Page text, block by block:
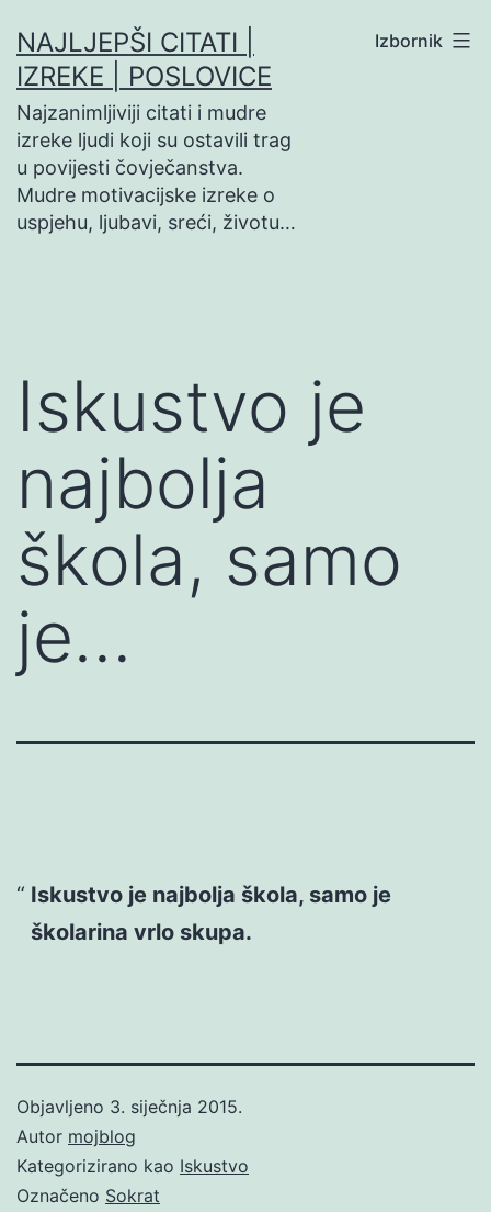
na
sadržaj
NAJLJEPŠI CITATI |
IZREKE | POSLOVICE
Najzanimljiviji citati i mudre
izreke ljudi koji su ostavili trag
u povijesti čovječanstva.
Mudre motivacijske izreke o
uspjehu, ljubavi, sreći, životu…
Izbornik
Iskustvo je
najbolja
škola, samo
je…
Iskustvo je najbolja škola, samo je
školarina vrlo skupa.
Objavljeno 3. siječnja 2015.
Autor mojblog
Kategorizirano kao Iskustvo
Označeno Sokrat